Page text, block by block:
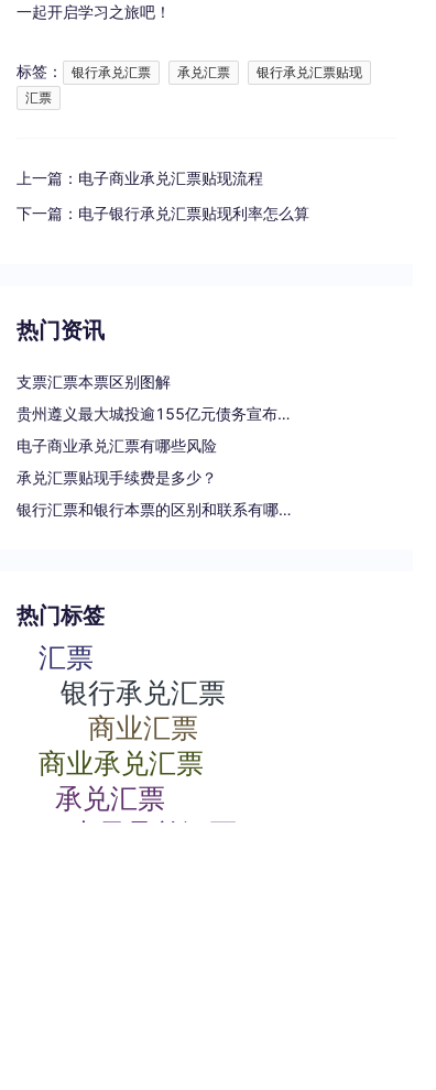
一起开启学习之旅吧！
标签： 银行承兑汇票 承兑汇票
银行承兑汇票贴现
汇票
上一篇： 电子商业承兑汇票贴现流程
下一篇： 电子银行承兑汇票贴现利率怎么算
热门资讯
支票汇票本票区别图解
贵州遵义最大城投逾155亿元债务宣布重组
电子商业承兑汇票有哪些风险
承兑汇票贴现手续费是多少？
银行汇票和银行本票的区别和联系有哪些（一文读懂支票、本票和汇票的区别）
热门标签
汇票
银行承兑汇票
商业汇票
商业承兑汇票
承兑汇票
电子承兑汇票